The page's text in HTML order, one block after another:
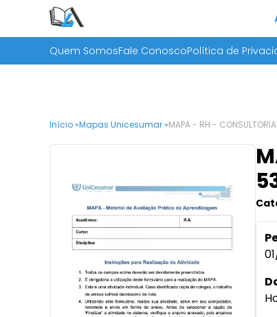
Quem SomosFale ConoscoPolítica de
Início »Mapas Unicesumar »MAPA - RH -